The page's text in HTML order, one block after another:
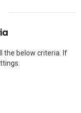
the below criteria. If